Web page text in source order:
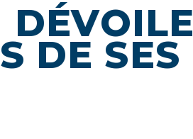
DÉVOILE
DE SES